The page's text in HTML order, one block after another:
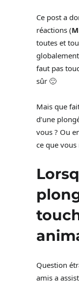
Ce post a
réactions (
toutes et
faut pas
sûr 🙂
Mais que
d’une
vous ? Ou
ce que vous
Question
amis a